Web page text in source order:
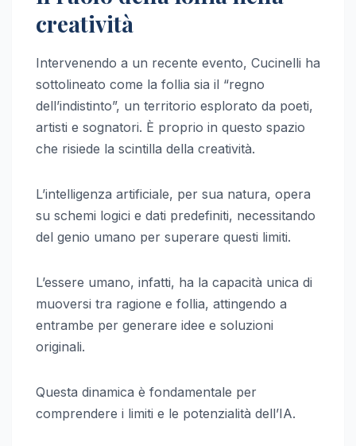
creatività
Intervenendo a un recente evento, Cucinelli ha
sottolineato come la follia sia il “regno
dell’indistinto”, un territorio esplorato da poeti,
artisti e sognatori. È proprio in questo spazio
che risiede la scintilla della creatività.
L’intelligenza artificiale, per sua natura, opera
su schemi logici e dati predefiniti, necessitando
del genio umano per superare questi limiti.
L’essere umano, infatti, ha la capacità unica di
muoversi tra ragione e follia, attingendo a
entrambe per generare idee e soluzioni
originali.
Questa dinamica è fondamentale per
comprendere i limiti e le potenzialità dell’IA.